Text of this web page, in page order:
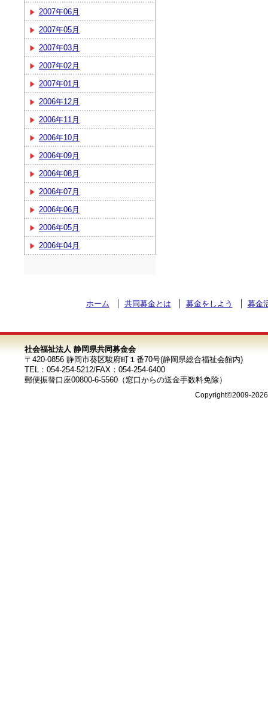
2007年06月
2007年05月
2007年03月
2007年02月
2007年01月
2006年12月
2006年11月
2006年10月
2006年09月
2006年08月
2006年07月
2006年06月
2006年05月
2006年04月
ホーム 共同募金とは 募金をしよう 募金
社会福祉法人 静岡県共同募金会
〒420-0856 静岡市葵区駿府町１番70号(静岡県総合福祉会館内)
TEL：054-254-5212/FAX：054-254-6400
郵便振替口座00800-6-5560（窓口からの送金手数料免除）
Copyright©2009-